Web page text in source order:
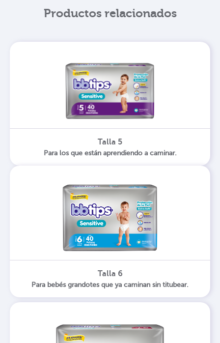
Productos relacionados
Talla 5
Para los que están aprendiendo a caminar.
Talla 6
Para bebés grandotes que ya caminan sin titubear.